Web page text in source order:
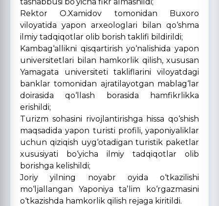
Rektor O.Xamidov tomonidan Buxoro
viloyatida yapon arxeologlari bilan qo‘shma
ilmiy tadqiqotlar olib borish taklifi bildirildi;
Kambag‘allikni qisqartirish yo‘nalishida yapon
universitetlari bilan hamkorlik qilish, xususan
Yamagata universiteti takliflarini viloyatdagi
banklar tomonidan ajratilayotgan mablag‘lar
doirasida qo‘llash borasida hamfikrlikka
erishildi;
Turizm sohasini rivojlantirishga hissa qo‘shish
maqsadida yapon turisti profili, yaponiyaliklar
uchun qiziqish uyg‘otadigan turistik paketlar
xususiyati bo‘yicha ilmiy tadqiqotlar olib
borishga kelishildi;
Joriy yilning noyabr oyida o‘tkazilishi
mo‘ljallangan Yaponiya taʼlim ko‘rgazmasini
o‘tkazishda hamkorlik qilish rejaga kiritildi.